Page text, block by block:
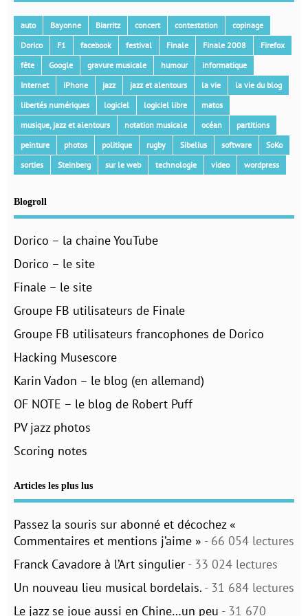
auto Bayonne Biarritz concert contestation
copinage
Dorico
F1 facebook festival Finale Finale 2008
Firefox
fête
Google gravure musicale humour
informatique
Internet
iPhone jazz jazz et alentours la vie
la vie du blog
libertés numériques
logiciel logiciel libre
matos
musique, jazz et alentours
notation musicale océan
partitions
peinture
photos politique rugby Sibelius software
SoKo
sorties
Steinberg sur le web technologie video wordpress
Blogroll
Dorico – la chaine YouTube
Dorico – le site
Finale – le site
Groupe FB utilisateurs de Finale
Groupe FB utilisateurs francophones de Dorico
Hacking Musescore
Karin Vadon – le blog (en allemand)
OF NOTE – le blog de Robert Puff
PV jazz photos
Scoring notes
Articles les plus lus
Passez la souris sur abonné et décochez «
Commentaires et mentions j’aime » - 66 054 lectures
Franck Cavadore à l’Art singulier - 33 024 lectures
Un nouveau lieu musical bordelais. - 31 684 lectures
Le jazz se joue aussi en Chine…un peu - 31 670